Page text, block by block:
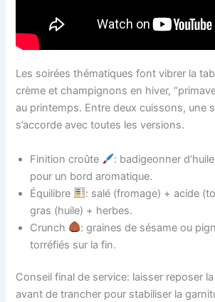
Les soirées thématiques font vibrer la
crème et champignons en hiver,
au printemps. Entre deux cuissons, une
s’accorde avec toutes les versions.
Finition croûte
: badigeonner
pour un bord aromatique.
Équilibre
: salé (fromage) + acide
gras (huile) + herbes.
Crunch
: graines de sésame ou
torréfiés sur la fin.
Conseil final de service: laisser reposer
avant de trancher pour stabiliser la